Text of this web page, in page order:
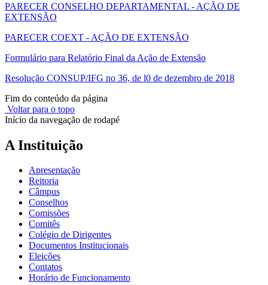
PARECER CONSELHO DEPARTAMENTAL - AÇÃO DE
EXTENSÃO
PARECER COEXT - AÇÃO DE EXTENSÃO
Formulário para Relatório Final da Ação de Extensão
Resolução CONSUP/IFG no 36, de l0 de dezembro de 2018
Fim do conteúdo da página
Voltar para o topo
Início da navegação de rodapé
A Instituição
Apresentação
Reitoria
Câmpus
Conselhos
Comissões
Comitês
Colégio de Dirigentes
Documentos Institucionais
Eleições
Contatos
Horário de Funcionamento